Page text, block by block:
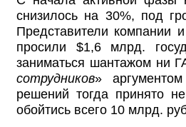
снизилось на 30%, под
Представители компании
просили $1,6 млрд.
заниматься шантажом ни
сотрудников»
решений тогда принято
обойтись всего 10 млрд.